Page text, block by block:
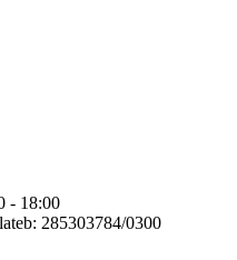
- 18:00
285303784/0300